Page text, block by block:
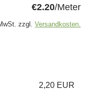
€2.20/Meter
zzgl. Versandkosten.
2,20 EUR